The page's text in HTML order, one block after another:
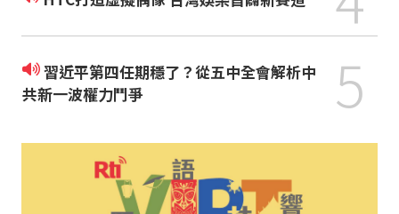
習近平第四任期穩了？從五中全會解析中
共新一波權力鬥爭
5